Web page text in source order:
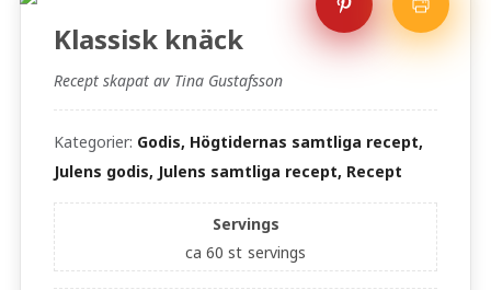
Klassisk knäck
Recept skapat av Tina Gustafsson
Kategorier: Godis, Högtidernas samtliga recept,
Julens godis, Julens samtliga recept, Recept
Servings
ca 60 st servings